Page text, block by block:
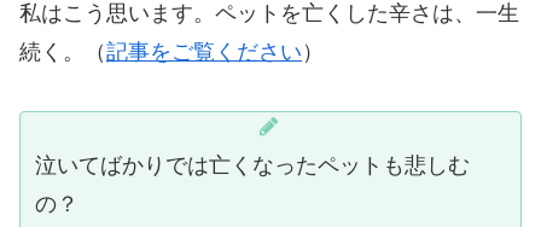
私はこう思います。ペットを亡くした辛さは、一生
続く。（記事をご覧ください ）
泣いてばかりでは亡くなったペットも悲しむ
の？